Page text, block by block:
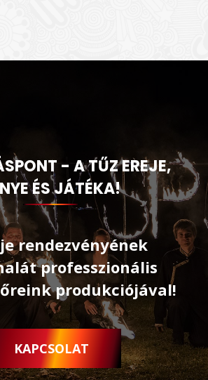
- A TŰZ EREJE,
ÉS JÁTÉKA!
rendezvényének
professzionális
produkciójával!
KAPCSOLAT